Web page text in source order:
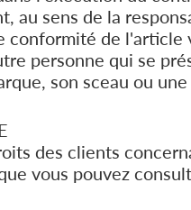
au sens de la
conformité de
personne qui se
son sceau ou
des clients
vous pouvez